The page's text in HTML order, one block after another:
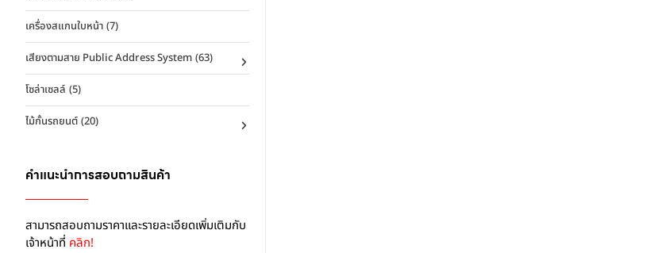
เครื่องสแกนใบหน้า (7)
เสียงตามสาย Public Address System (63)
โซล่าเซลล์ (5)
ไม้กั้นรถยนต์ (20)
คำแนะนำการสอบถามสินค้า
สามารถสอบถามราคาเเละรายละเอียดเพิ่มเติมกับ
เจ้าหน้าที่ คลิก!